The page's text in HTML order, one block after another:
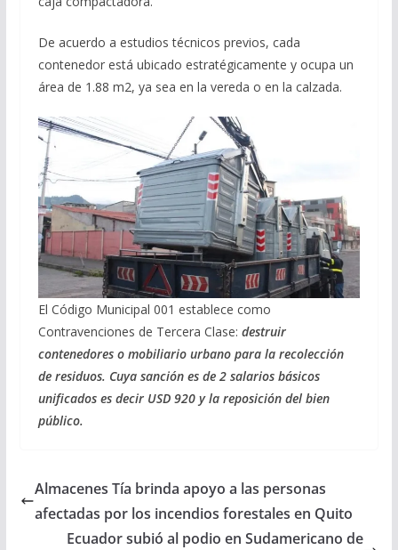
De acuerdo a estudios técnicos previos, cada
contenedor está ubicado estratégicamente y ocupa un
área de 1.88 m2, ya sea en la vereda o en la calzada.
El Código Municipal 001 establece como
Contravenciones de Tercera Clase: destruir
contenedores o mobiliario urbano para la recolección
de residuos. Cuya sanción es de 2 salarios básicos
unificados es decir USD 920 y la reposición del bien
público.
Almacenes Tía brinda apoyo a las personas
afectadas por los incendios forestales en Quito
Ecuador subió al podio en Sudamericano de